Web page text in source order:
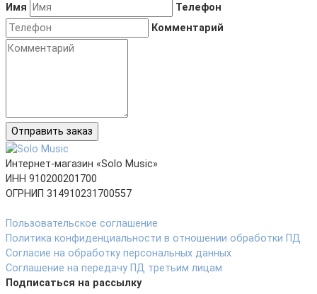
Имя
Телефон
Комментарий
Отправить заказ
Интернет-магазин «Solo Music»
ИНН 910200201700
ОГРНИП 314910231700557
Пользовательское соглашение
Политика конфиденциальности в отношении обработки ПД
Согласие на обработку персональных данных
Соглашение на передачу ПД третьим лицам
Подписаться на рассылку